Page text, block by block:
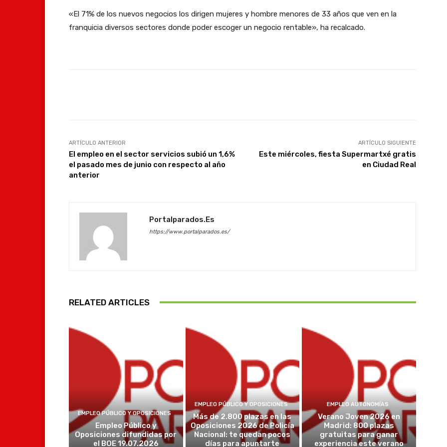
«El 71% de los nuevos negocios los dirigen mujeres y hombre menores de 33 años que ven en la
franquicia diversos sectores donde poder escoger un negocio rentable», ha recalcado.
ARTÍCULO ANTERIOR
El empleo en el sector servicios subió un 1,6%
el pasado mes de junio con respecto al año
anterior
ARTÍCULO SIGUIENTE
Este miércoles, fiesta Supermartxé gratis
en Ciudad Real
Portalparados.es
https://www.portalparados.es/
RELATED ARTICLES
EMPLEO PÚBLICO Y OPOSICIONES
Empleo Público y
Oposiciones difundidas por
el BOE 19.07.2026
EMPLEO PÚBLICO Y OPOSICIONES
Más de 2.800 plazas en las
Oposiciones 2026 de Policía
Nacional: te quedan pocos
días para apuntarte
EMPLEO AUTONOMÍAS
Verano Joven 2026 en
Madrid: 800 plazas
gratuitas para ganar
experiencia este verano